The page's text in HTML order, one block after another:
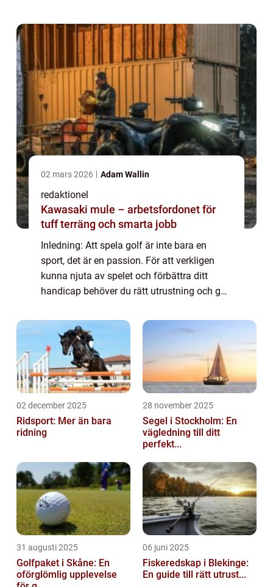
02 mars 2026 Adam Wallin
redaktionel
Kawasaki mule – arbetsfordonet för
tuff terräng och smarta jobb
Inledning: Att spela golf är inte bara en
sport, det är en passion. För att verkligen
kunna njuta av spelet och förbättra ditt
handicap behöver du rätt utrustning och golf
en grundlig översikt över golf...
02 december 2025
Ridsport: Mer än bara
ridning
28 november 2025
Segel i Stockholm: En
vägledning till ditt
perfekt...
31 augusti 2025
Golfpaket i Skåne: En
oförglömlig upplevelse
06 juni 2025
Fiskeredskap i Blekinge:
En guide till rätt utrust...